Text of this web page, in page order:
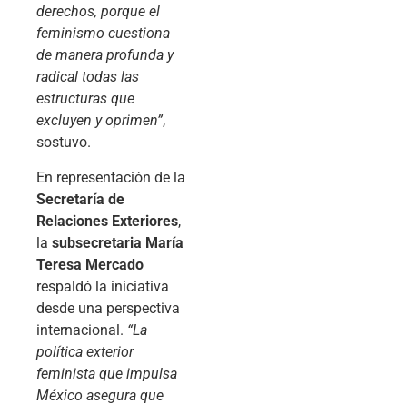
derechos, porque el
feminismo cuestiona
de manera profunda y
radical todas las
estructuras que
excluyen y oprimen”,
sostuvo.
En representación de la
Secretaría de
Relaciones Exteriores,
la subsecretaria María
Teresa Mercado
respaldó la iniciativa
desde una perspectiva
internacional. “La
política exterior
feminista que impulsa
México asegura que